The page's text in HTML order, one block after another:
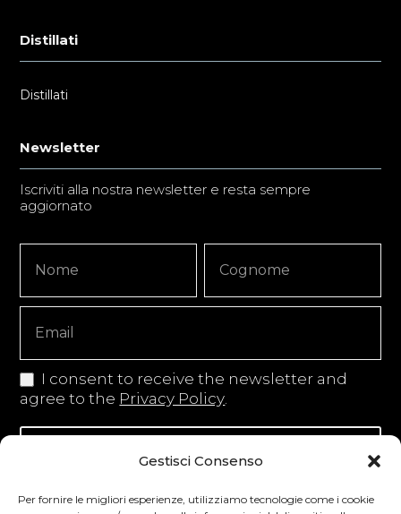
Gestisci Consenso
Per fornire le migliori esperienze, utilizziamo tecnologie come i cookie
Distillati
Distillati
Newsletter
Iscriviti alla nostra newsletter e resta sempre
aggiornato
Signup
Copy
I consent to receive the newsletter and
agree to the Privacy Policy
Iscriviti alla newsletter